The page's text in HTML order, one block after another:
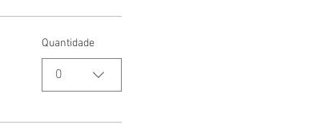
Quantidade
0